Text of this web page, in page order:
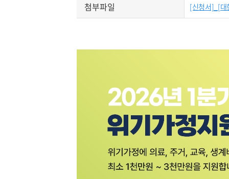
첨부파일
[신청서]_[대